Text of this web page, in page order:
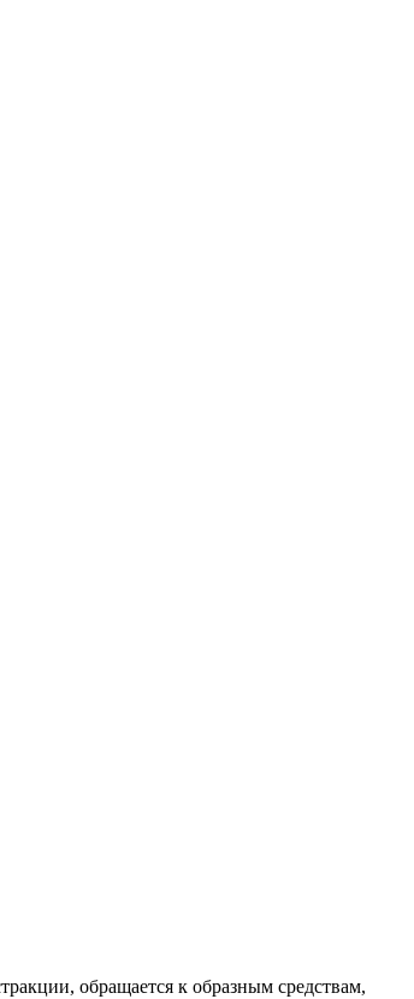
обращается к образным средствам,